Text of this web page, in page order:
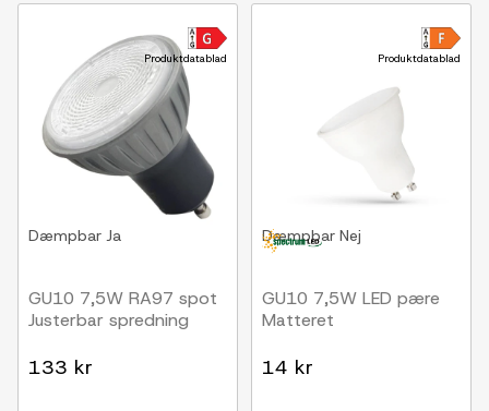
Produktdatablad
Dæmpbar Ja
GU10 7,5W RA97 spot
Justerbar spredning
133 kr
Produktdatablad
Dæmpbar Nej
GU10 7,5W LED pære
Matteret
14 kr